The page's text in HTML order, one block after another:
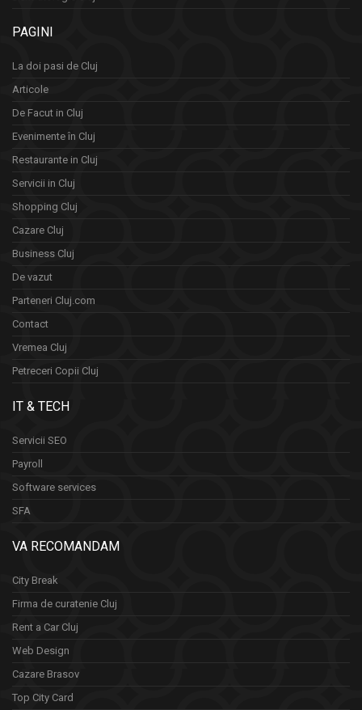
PAGINI
La doi pasi de Cluj
Articole
De Facut in Cluj
Evenimente în Cluj
Restaurante in Cluj
Servicii in Cluj
Shopping Cluj
Cazare Cluj
Business Cluj
De vazut
Parteneri Cluj.com
Contact
Vremea Cluj
Petreceri Copii Cluj
IT & TECH
Servicii SEO
Payroll
Software services
SFA
VA RECOMANDAM
City Break
Firma de curatenie Cluj
Rent a Car Cluj
Web Design
Cazare Brasov
Top City Card